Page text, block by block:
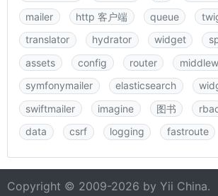
mailer
http 客户端 queue
translator
hydrator widget
assets
config router
symfonymailer
elasticsearch
swiftmailer
imagine 图书
data
csrf logging fastroute
Copyright © 2009-2026 by Yii China.